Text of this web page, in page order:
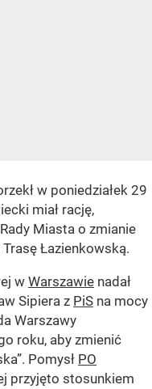
w poniedziałek 29
miał rację,
Miasta o zmianie
Łazienkowską.
w Warszawie nadał
Sipiera z PiS na mocy
Warszawy
roku, aby zmienić
Pomysł PO
przyjęto stosunkiem